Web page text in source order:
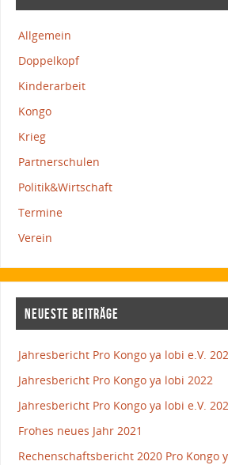
Allgemein
Doppelkopf
Kinderarbeit
Kongo
Krieg
Partnerschulen
Politik&Wirtschaft
Termine
Verein
NEUESTE BEITRÄGE
Jahresbericht Pro Kongo ya lobi e.V.
Jahresbericht Pro Kongo ya lobi 2022
Jahresbericht Pro Kongo ya lobi e.V.
Frohes neues Jahr 2021
Rechenschaftsbericht 2020 Pro Kongo